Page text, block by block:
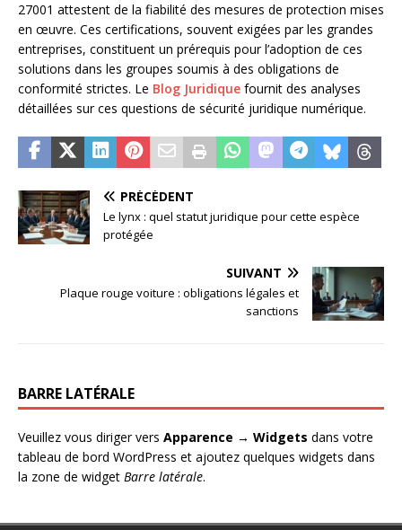
27001 attestent de la fiabilité des mesures de protection mises
en œuvre. Ces certifications, souvent exigées par les grandes
entreprises, constituent un prérequis pour l’adoption de ces
solutions dans les groupes soumis à des obligations de
conformité strictes. Le Blog Juridique fournit des analyses
détaillées sur ces questions de sécurité juridique numérique.
PRÉCÉDENT
Le lynx : quel statut juridique pour cette espèce
protégée
SUIVANT
Plaque rouge voiture : obligations légales et
sanctions
BARRE LATÉRALE
Veuillez vous diriger vers Apparence → Widgets dans votre
tableau de bord WordPress et ajoutez quelques widgets dans
la zone de widget Barre latérale.